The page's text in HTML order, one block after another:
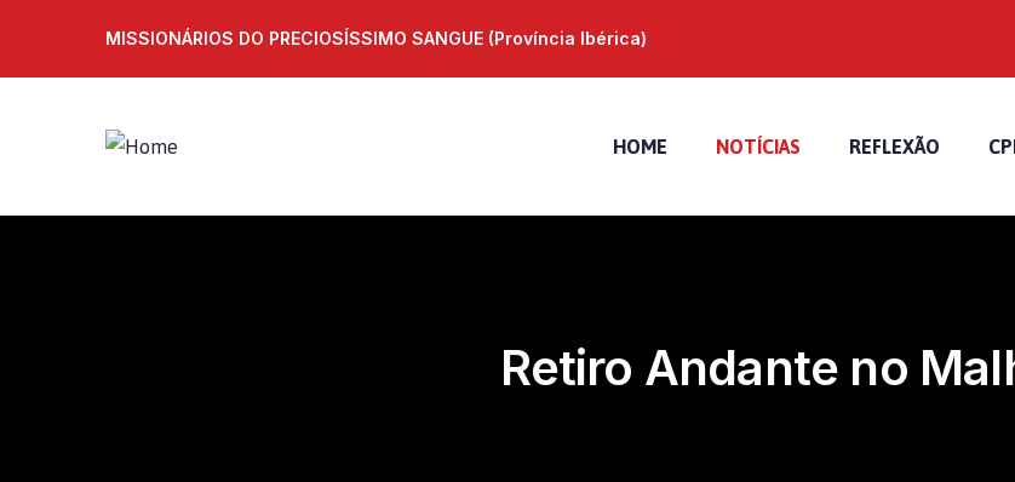
MISSIONÁRIOS DO PRECIOSÍSSIMO SANGUE (Província Ibérica)
HOME NOTÍCIAS REFLEXÃO
Retiro Andante no